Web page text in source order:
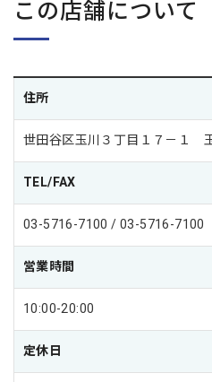
この店舗について
住所
世田谷区玉川３丁目１７－１
TEL/FAX
03-5716-7100 / 03-5716-7100
営業時間
10:00-20:00
定休日